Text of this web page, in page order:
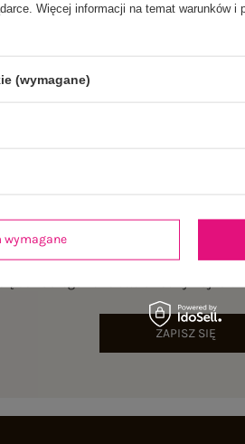
Opinie o produkcie(12)
ZAPISZ SIĘ
Więcej informacji na temat warunków
(wymagane)
wymagane